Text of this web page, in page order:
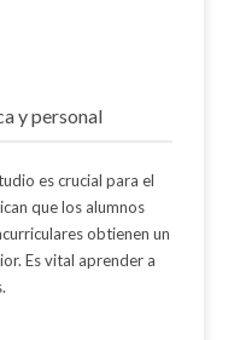
y personal
es crucial para el
que los alumnos
obtienen un
Es vital aprender a